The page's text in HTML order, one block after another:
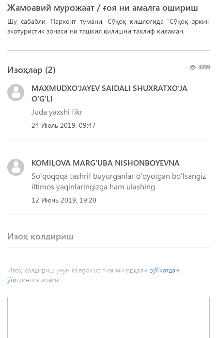
Жамоавий мурожаат / ғоя ни амалга ошириш
Шу сабабли, Паркент тумани, Сўқоқ қишлоғида “Сўқоқ эркин
экотуристик зонаси”ни ташкил қилишни таклиф қиламан.
4999
Изоҳлар (2)
MAXMUDXO‘JAYEV SAIDALI SHUXRATXO‘JA
O‘G‘LI
Juda yaxshi fikr
24 Июль 2019, 09:47
KOMILOVA MARG‘UBA NISHONBOYEVNA
So'qoqqqa tashrif buyurganlar o'qyotgan bo'lsangiz
12 Июнь 2019, 19:20
Изоҳ қолдириш
Изоҳ қолдириш учун id.egov.uz тизими орқали рўйхатдан
ўтишингиз лозим